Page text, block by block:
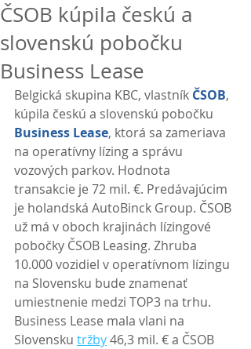
ČSOB kúpila českú a
slovenskú pobočku
Business Lease
Belgická skupina KBC, vlastník ČSOB,
kúpila českú a slovenskú pobočku
Business Lease, ktorá sa zameriava
na operatívny lízing a správu
vozových parkov. Hodnota
transakcie je 72 mil. €. Predávajúcim
je holandská AutoBinck Group. ČSOB
už má v oboch krajinách lízingové
pobočky ČSOB Leasing. Zhruba
10.000 vozidiel v operatívnom lízingu
na Slovensku bude znamenať
umiestnenie medzi TOP3 na trhu.
Business Lease mala vlani na
Slovensku tržby 46,3 mil. € a ČSOB